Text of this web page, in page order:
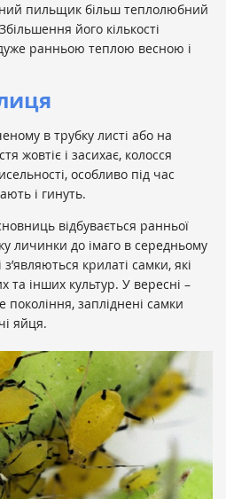
пильщик більш теплолюбний
його кількості
ранньою теплою весною і
в трубку листі або на
жовтіє і засихає, колосся
особливо під час
і гинуть.
відбувається ранньої
личинки до імаго в середньому
крилаті самки, які
та інших культур. У вересні –
покоління, запліднені самки
яйця.